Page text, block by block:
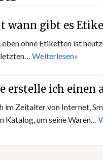
wann gibt es
ohne Etiketten ist
Weiterlesen»
erstelle ich einen
im Zeitalter von Internet,
Katalog, um seine Waren…